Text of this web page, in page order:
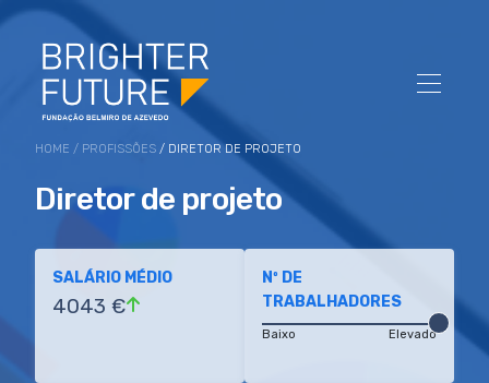
HOME / PROFISSÕES / DIRETOR DE PROJETO
Diretor de projeto
SALÁRIO MÉDIO
4043 €
Nº DE
TRABALHADORES
Baixo Elevado